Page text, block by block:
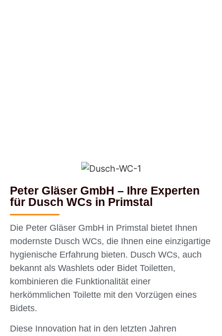
Peter Gläser GmbH – Ihre Experten
für Dusch WCs in Primstal
Die Peter Gläser GmbH in Primstal bietet Ihnen
modernste Dusch WCs, die Ihnen eine einzigartige
hygienische Erfahrung bieten. Dusch WCs, auch
bekannt als Washlets oder Bidet Toiletten,
kombinieren die Funktionalität einer
herkömmlichen Toilette mit den Vorzügen eines
Bidets.
Diese Innovation hat in den letzten Jahren